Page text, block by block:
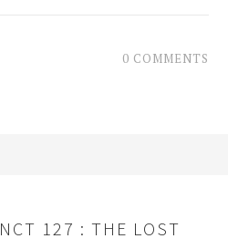
0 COMMENTS
127 : THE LOST